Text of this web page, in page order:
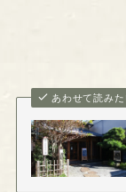
あわせて読み